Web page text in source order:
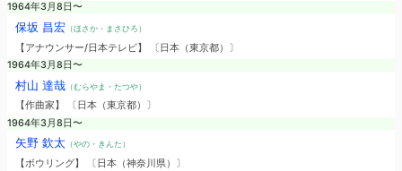
1964年3月8日〜
保坂 昌宏（ほさか・まさひろ）
【アナウンサー/日本テレビ】 〔日本（東京都）〕
1964年3月8日〜
村山 達哉（むらやま・たつや）
【作曲家】 〔日本（東京都）〕
1964年3月8日〜
矢野 欽太（やの・きんた）
【ボウリング】 〔日本（神奈川県）〕